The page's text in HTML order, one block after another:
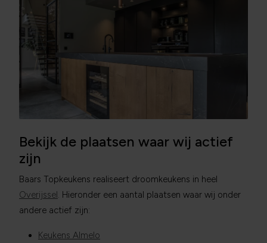
Bekijk de plaatsen waar wij actief
zijn
Baars Topkeukens realiseert droomkeukens in heel
Overijssel. Hieronder een aantal plaatsen waar wij onder
andere actief zijn:
Keukens Almelo